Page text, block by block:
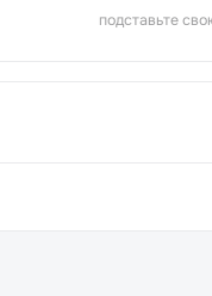
подставьте